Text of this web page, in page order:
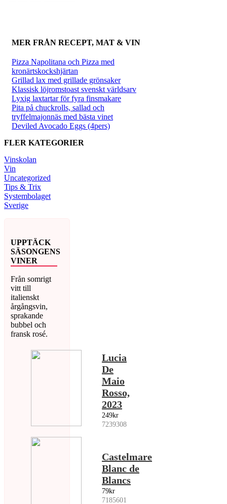
MER FRÅN RECEPT, MAT & VIN
Pizza Napolitana och Pizza med
kronärtskockshjärtan
Grillad lax med grillade grönsaker
Klassisk löjromstoast svenskt världsarv
Lyxig laxtartar för fyra finsmakare
Pita på chuckrolls, sallad och
tryffelmajonnäs med bästa vinet
Deviled Avocado Eggs (4pers)
FLER KATEGORIER
Vinskolan
Vin
Uncategorized
Tips & Trix
Systembolaget
Sverige
UPPTÄCK
SÄSONGENS
VINER
Från somrigt
vitt till
italienskt
årgångsvin,
sprakande
bubbel och
fransk rosé.
Lucia
De
Maio
Rosso,
2023
249kr
7239308
Castelmare
Blanc de
Blancs
79kr
7185601